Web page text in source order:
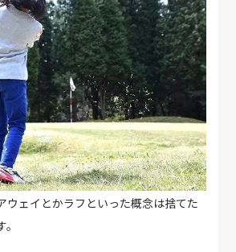
ウェイとかラフといった概念は捨てた